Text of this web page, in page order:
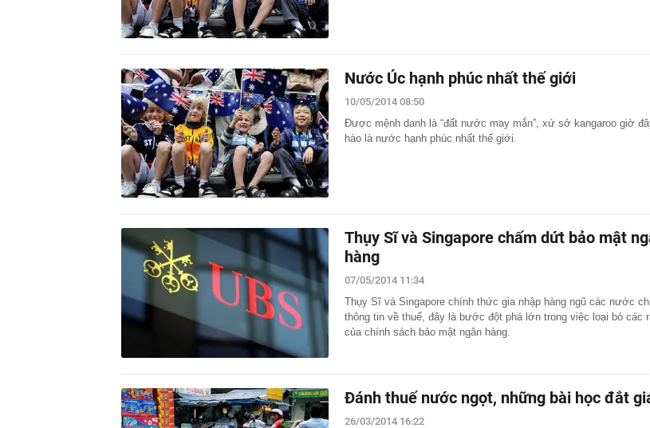
Nước Úc hạnh phúc nhất thế giới
10/05/2014 08:50
Được mệnh danh là “đất nước may mắn”, xứ sở kangaroo giờ
hào là nước hạnh phúc nhất thế giới.
Thụy Sĩ và Singapore chấm dứt bảo mật
hàng
07/05/2014 11:34
Thụy Sĩ và Singapore chính thức gia nhập hàng ngũ các nước
thông tin về thuế, đây là bước đột phá lớn trong việc loại bỏ các
của chính sách bảo mật ngân hàng.
Đánh thuế nước ngọt, những bài học đắt
26/03/2014 16:22